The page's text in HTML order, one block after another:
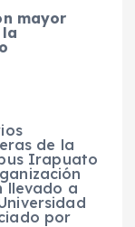
mayor
de la
Irapuato
llevado a
por